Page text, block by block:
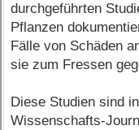
durchgeführten
Pflanzen
Fälle von Schäden
sie zum Fressen
Diese Studien sind
Wissenschafts-